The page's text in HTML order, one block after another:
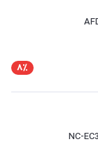
8٪